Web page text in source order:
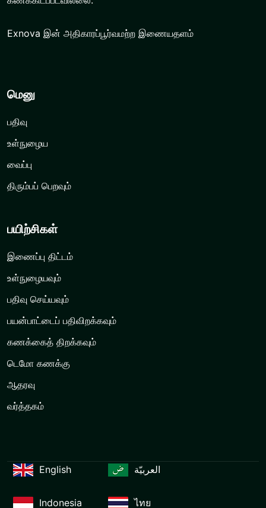
Exnova இன் அதிகாரப்பூர்வமற்ற இணையதளம்
மெனு
பதிவு
உள்நுழைய
வைப்பு
திரும்பப் பெறவும்
பயிற்சிகள்
இணைப்பு திட்டம்
உள்நுழையவும்
பதிவு செய்யவும்
பயன்பாட்டைப் பதிவிறக்கவும்
கணக்கைத் திறக்கவும்
டெமோ கணக்கு
ஆதரவு
வர்த்தகம்
English العربيّة
Indonesia ไทย